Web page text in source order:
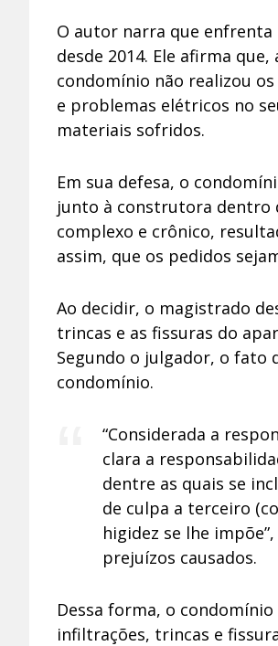
O autor narra que
desde 2014. Ele afirma
condomínio não realizou
e problemas elétricos no
materiais sofridos.
Em sua defesa, o
junto à construtora dentro
complexo e crônico,
assim, que os pedidos
Ao decidir, o magistrado
trincas e as fissuras do
Segundo o julgador, o fato
condomínio.
“Considerada a
clara a
dentre as quais se
de culpa a terceiro
higidez se lhe
prejuízos causados.
Dessa forma, o
infiltrações, trincas e